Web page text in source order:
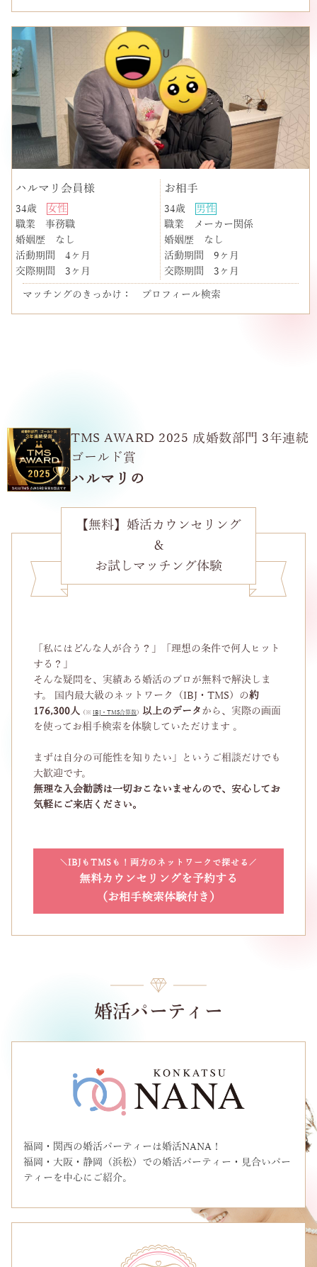
ハルマリ会員様
34歳
女性
職業
事務職
婚姻歴
なし
活動期間
4ヶ月
交際期間
3ヶ月
お相手
34歳
男性
職業
メーカー関係
婚姻歴
なし
活動期間
9ヶ月
交際期間
3ヶ月
マッチングのきっかけ： プロフィール検索
TMS AWARD 2025 成婚数部門 3年連続
ゴールド賞
ハルマリの
【無料】婚活カウンセリング
＆
お試しマッチング体験
「私にはどんな人が合う？」「理想の条件で何人ヒット
する？」
そんな疑問を、実績ある婚活のプロが無料で解決しま
す。 国内最大級のネットワーク（IBJ・TMS）の約
176,300人
（※ IBJ・TMS合算数） 以上のデータ から、実際の画面
を使ってお相手検索を体験していただけます 。
まずは自分の可能性を知りたい」というご相談だけでも
大歓迎です。
無理な入会勧誘は一切おこないませんので、安心してお
気軽にご来店ください。
IBJもTMSも！両方のネットワークで探せる
無料カウンセリングを予約する
（お相手検索体験付き）
婚活パーティー
福岡・関西の婚活パーティーは婚活NANA！
福岡・大阪・静岡（浜松）での婚活パーティー・見合いパー
ティーを中心にご紹介。